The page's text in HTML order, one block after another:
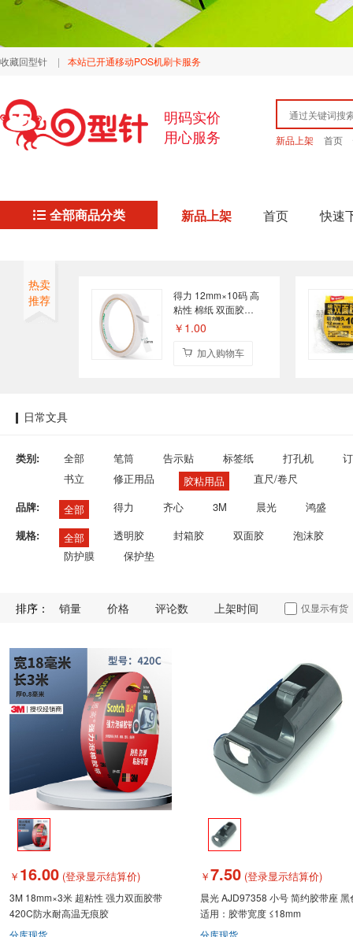
收藏回型针 | 本站已开通移动POS机刷卡服务
明码实价
用心服务
新品上架 首页
全部商品分类 新品上架 首页 快速
热卖
推荐
得力 12mm×10码 高
粘性 棉纸 双面胶
30401 单个装
￥1.00
加入购物车
日常文具
类别: 全部 笔筒 告示贴 标签纸 打孔机
书立
修正用品 胶粘用品
直尺/卷尺
品牌:
全部 得力 齐心 3M 晨光
鸿盛
规格:
全部 透明胶 封箱胶 双面胶
泡沫胶
防护膜
保护垫
排序： 销量 价格 评论数 上架时间 仅显示有货
￥ 16.00 (登录显示结算价)
3M 18mm×3米 超粘性 强力双面胶带
420C防水耐高温无痕胶
分库现货
￥7.50 (登录显示结算价)
晨光 AJD97358 小号 简约胶带座 黑
适用：胶带宽度 ≤18mm
分库现货